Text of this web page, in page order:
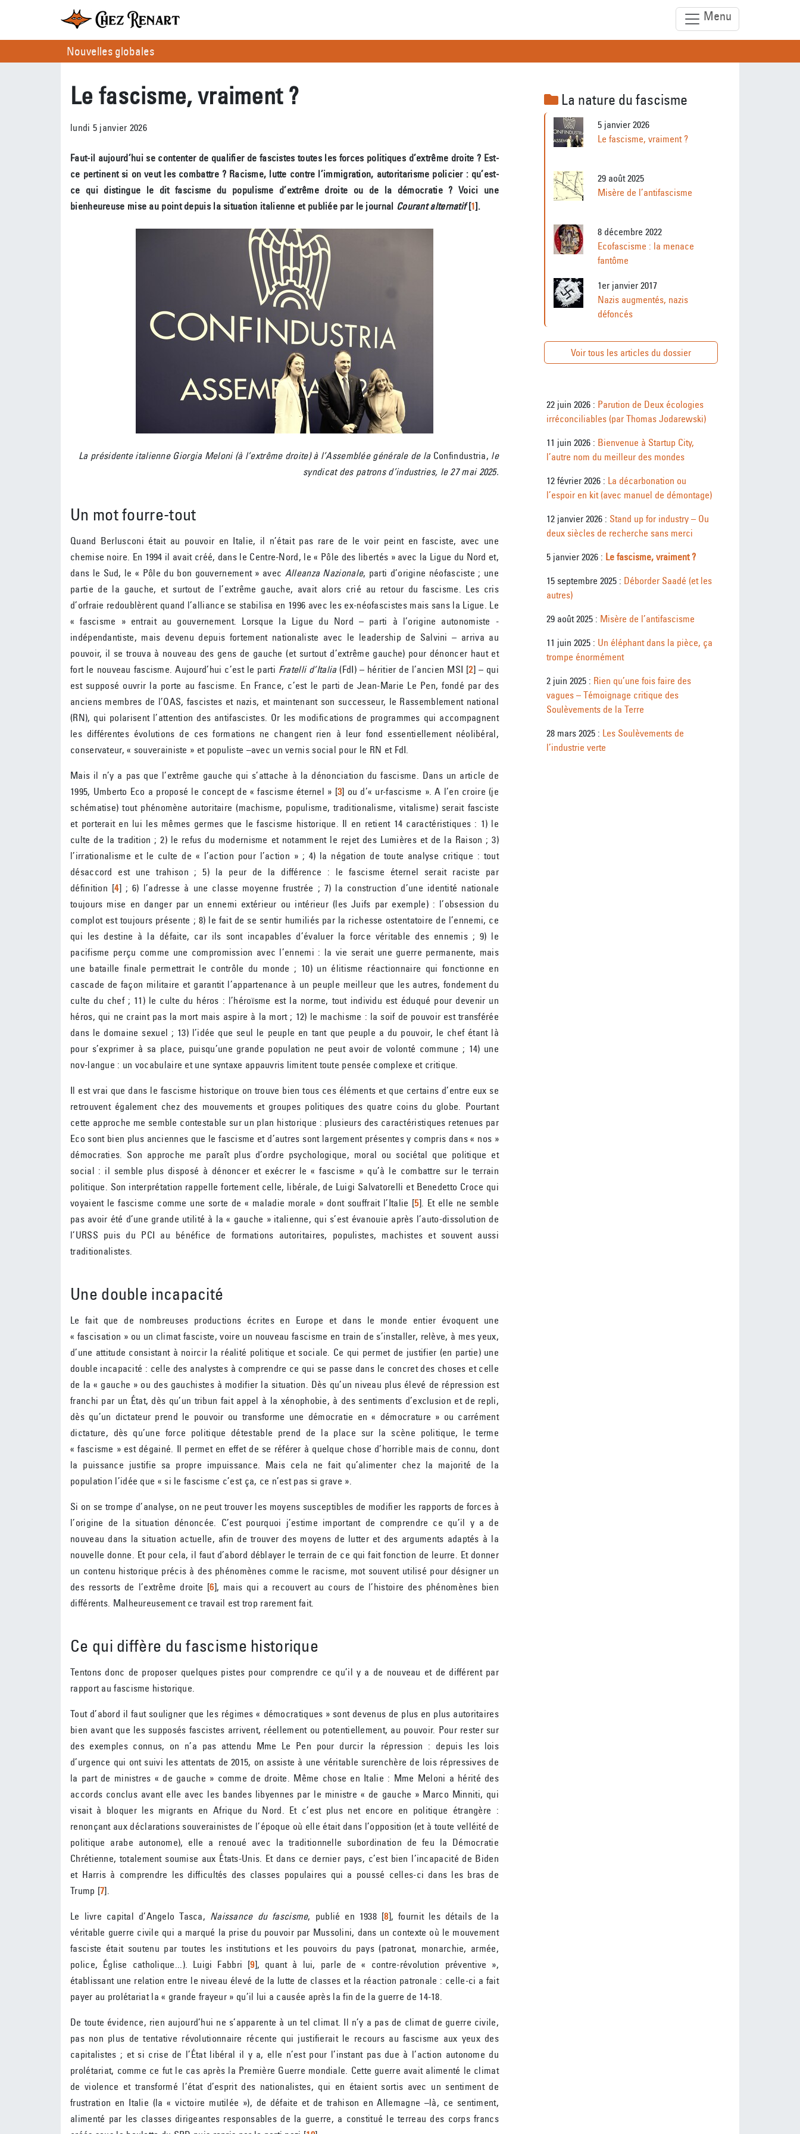
Menu
Nouvelles globales
Le fascisme, vraiment ?
lundi 5 janvier 2026
Faut-il aujourd’hui se contenter de qualifier de fascistes toutes les forces politiques d’extrême droite ? Est-
ce pertinent si on veut les combattre ? Racisme, lutte contre l’immigration, autoritarisme policier : qu’est-
ce qui distingue le dit fascisme du populisme d’extrême droite ou de la démocratie ? Voici une
bienheureuse mise au point depuis la situation italienne et publiée par le journal Courant alternatif[1].
La présidente italienne Giorgia Meloni (à l’extrême droite) à l’Assemblée générale de laConfindustria, le
syndicat des patrons d’industries, le 27 mai 2025.
Un mot fourre-tout
Quand Berlusconi était au pouvoir en Italie, il n’était pas rare de le voir peint en fasciste, avec une
chemise noire. En 1994 il avait créé, dans le Centre-Nord, le « Pôle des libertés » avec la Ligue du Nord et,
dans le Sud, le « Pôle du bon gouvernement » avec Alleanza Nazionale, parti d’origine néofasciste ; une
partie de la gauche, et surtout de l’extrême gauche, avait alors crié au retour du fascisme. Les cris
d’orfraie redoublèrent quand l’alliance se stabilisa en 1996 avec les ex-néofascistes mais sans la Ligue. Le
« fascisme » entrait au gouvernement. Lorsque la Ligue du Nord – parti à l’origine autonomiste -
indépendantiste, mais devenu depuis fortement nationaliste avec le leadership de Salvini – arriva au
pouvoir, il se trouva à nouveau des gens de gauche (et surtout d’extrême gauche) pour dénoncer haut et
fort le nouveau fascisme. Aujourd’hui c’est le parti Fratelli d’Italia(FdI) – héritier de l’ancien MSI [2]– qui
est supposé ouvrir la porte au fascisme. En France, c’est le parti de Jean-Marie Le Pen, fondé par des
anciens membres de l’OAS, fascistes et nazis, et maintenant son successeur, le Rassemblement national
(RN), qui polarisent l’attention des antifascistes. Or les modifications de programmes qui accompagnent
les différentes évolutions de ces formations ne changent rien à leur fond essentiellement néolibéral,
conservateur, « souverainiste » et populiste –avec un vernis social pour le RN et FdI.
Mais il n’y a pas que l’extrême gauche qui s’attache à la dénonciation du fascisme. Dans un article de
1995, Umberto Eco a proposé le concept de « fascisme éternel » [3] ou d’« ur-fascisme ». A l’en croire (je
schématise) tout phénomène autoritaire (machisme, populisme, traditionalisme, vitalisme) serait fasciste
et porterait en lui les mêmes germes que le fascisme historique. Il en retient 14 caractéristiques : 1) le
culte de la tradition ; 2) le refus du modernisme et notamment le rejet des Lumières et de la Raison ; 3)
l’irrationalisme et le culte de « l’action pour l’action » ; 4) la négation de toute analyse critique : tout
désaccord est une trahison ; 5) la peur de la différence : le fascisme éternel serait raciste par
définition [4]; 6) l’adresse à une classe moyenne frustrée ; 7) la construction d’une identité nationale
toujours mise en danger par un ennemi extérieur ou intérieur (les Juifs par exemple) : l’obsession du
complot est toujours présente ; 8) le fait de se sentir humiliés par la richesse ostentatoire de l’ennemi, ce
qui les destine à la défaite, car ils sont incapables d’évaluer la force véritable des ennemis ; 9) le
pacifisme perçu comme une compromission avec l’ennemi : la vie serait une guerre permanente, mais
une bataille finale permettrait le contrôle du monde ; 10) un élitisme réactionnaire qui fonctionne en
cascade de façon militaire et garantit l’appartenance à un peuple meilleur que les autres, fondement du
culte du chef ; 11) le culte du héros : l’héroïsme est la norme, tout individu est éduqué pour devenir un
héros, qui ne craint pas la mort mais aspire à la mort ; 12) le machisme : la soif de pouvoir est transférée
dans le domaine sexuel ; 13) l’idée que seul le peuple en tant que peuple a du pouvoir, le chef étant là
pour s’exprimer à sa place, puisqu’une grande population ne peut avoir de volonté commune ; 14) une
nov-langue : un vocabulaire et une syntaxe appauvris limitent toute pensée complexe et critique.
Il est vrai que dans le fascisme historique on trouve bien tous ces éléments et que certains d’entre eux se
retrouvent également chez des mouvements et groupes politiques des quatre coins du globe. Pourtant
cette approche me semble contestable sur un plan historique : plusieurs des caractéristiques retenues par
Eco sont bien plus anciennes que le fascisme et d’autres sont largement présentes y compris dans « nos »
démocraties. Son approche me paraît plus d’ordre psychologique, moral ou sociétal que politique et
social : il semble plus disposé à dénoncer et exécrer le « fascisme » qu’à le combattre sur le terrain
politique. Son interprétation rappelle fortement celle, libérale, de Luigi Salvatorelli et Benedetto Croce qui
voyaient le fascisme comme une sorte de « maladie morale » dont souffrait l’Italie [5]. Et elle ne semble
pas avoir été d’une grande utilité à la « gauche » italienne, qui s’est évanouie après l’auto-dissolution de
l’URSS puis du PCI au bénéfice de formations autoritaires, populistes, machistes et souvent aussi
traditionalistes.
Une double incapacité
Le fait que de nombreuses productions écrites en Europe et dans le monde entier évoquent une
« fascisation » ou un climat fasciste, voire un nouveau fascisme en train de s’installer, relève, à mes yeux,
d’une attitude consistant à noircir la réalité politique et sociale. Ce qui permet de justifier (en partie) une
double incapacité : celle des analystes à comprendre ce qui se passe dans le concret des choses et celle
de la « gauche » ou des gauchistes à modifier la situation. Dès qu’un niveau plus élevé de répression est
franchi par un État, dès qu’un tribun fait appel à la xénophobie, à des sentiments d’exclusion et de repli,
dès qu’un dictateur prend le pouvoir ou transforme une démocratie en « démocrature » ou carrément
dictature, dès qu’une force politique détestable prend de la place sur la scène politique, le terme
« fascisme » est dégainé. Il permet en effet de se référer à quelque chose d’horrible mais de connu, dont
la puissance justifie sa propre impuissance. Mais cela ne fait qu’alimenter chez la majorité de la
population l’idée que « si le fascisme c’est ça, ce n’est pas si grave ».
Si on se trompe d’analyse, on ne peut trouver les moyens susceptibles de modifier les rapports de forces à
l’origine de la situation dénoncée. C’est pourquoi j’estime important de comprendre ce qu’il y a de
nouveau dans la situation actuelle, afin de trouver des moyens de lutter et des arguments adaptés à la
nouvelle donne. Et pour cela, il faut d’abord déblayer le terrain de ce qui fait fonction de leurre. Et donner
un contenu historique précis à des phénomènes comme le racisme, mot souvent utilisé pour désigner un
des ressorts de l’extrême droite [6], mais qui a recouvert au cours de l’histoire des phénomènes bien
différents. Malheureusement ce travail est trop rarement fait.
Ce qui diffère du fascisme historique
Tentons donc de proposer quelques pistes pour comprendre ce qu’il y a de nouveau et de différent par
rapport au fascisme historique.
Tout d’abord il faut souligner que les régimes « démocratiques » sont devenus de plus en plus autoritaires
bien avant que les supposés fascistes arrivent, réellement ou potentiellement, au pouvoir. Pour rester sur
des exemples connus, on n’a pas attendu Mme Le Pen pour durcir la répression : depuis les lois
d’urgence qui ont suivi les attentats de 2015, on assiste à une véritable surenchère de lois répressives de
la part de ministres « de gauche » comme de droite. Même chose en Italie : Mme Meloni a hérité des
accords conclus avant elle avec les bandes libyennes par le ministre « de gauche » Marco Minniti, qui
visait à bloquer les migrants en Afrique du Nord. Et c’est plus net encore en politique étrangère :
renonçant aux déclarations souverainistes de l’époque où elle était dans l’opposition (et à toute velléité de
politique arabe autonome), elle a renoué avec la traditionnelle subordination de feu la Démocratie
Chrétienne, totalement soumise aux États-Unis. Et dans ce dernier pays, c’est bien l’incapacité de Biden
et Harris à comprendre les difficultés des classes populaires qui a poussé celles-ci dans les bras de
Trump [7].
Le livre capital d’Angelo Tasca, Naissance du fascisme, publié en 1938 [8], fournit les détails de la
véritable guerre civile qui a marqué la prise du pouvoir par Mussolini, dans un contexte où le mouvement
fasciste était soutenu par toutes les institutions et les pouvoirs du pays (patronat, monarchie, armée,
police, Église catholique...). Luigi Fabbri [9], quant à lui, parle de « contre-révolution préventive »,
établissant une relation entre le niveau élevé de la lutte de classes et la réaction patronale : celle-ci a fait
payer au prolétariat la « grande frayeur » qu’il lui a causée après la fin de la guerre de 14-18.
De toute évidence, rien aujourd’hui ne s’apparente à un tel climat. Il n’y a pas de climat de guerre civile,
pas non plus de tentative révolutionnaire récente qui justifierait le recours au fascisme aux yeux des
capitalistes ; et si crise de l’État libéral il y a, elle n’est pour l’instant pas due à l’action autonome du
prolétariat, comme ce fut le cas après la Première Guerre mondiale. Cette guerre avait alimenté le climat
de violence et transformé l’état d’esprit des nationalistes, qui en étaient sortis avec un sentiment de
frustration en Italie (la « victoire mutilée »), de défaite et de trahison en Allemagne –là, ce sentiment,
alimenté par les classes dirigeantes responsables de la guerre, a constitué le terreau des corps francs
La nature du fascisme
5 janvier 2026
Le fascisme, vraiment ?
29 août 2025
Misère de l’antifascisme
8 décembre 2022
Ecofascisme : la menace
fantôme
1er janvier 2017
Nazis augmentés, nazis
défoncés
Voir tous les articles du dossier
22 juin 2026 : Parution de Deux écologies
irréconciliables (par Thomas Jodarewski)
11 juin 2026 : Bienvenue à Startup City,
l’autre nom du meilleur des mondes
12 février 2026 : La décarbonation ou
l’espoir en kit (avec manuel de démontage)
12 janvier 2026 : Stand up for industry – Ou
deux siècles de recherche sans merci
5 janvier 2026 : Le fascisme, vraiment ?
15 septembre 2025 : Déborder Saadé (et les
autres)
29 août 2025 : Misère de l’antifascisme
11 juin 2025 : Un éléphant dans la pièce, ça
trompe énormément
2 juin 2025 : Rien qu’une fois faire des
vagues – Témoignage critique des
Soulèvements de la Terre
28 mars 2025 : Les Soulèvements de
l’industrie verte